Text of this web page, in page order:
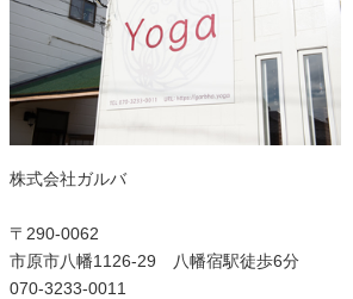
株式会社ガルバ
〒290-0062
市原市八幡1126-29 八幡宿駅徒歩6分
070-3233-0011